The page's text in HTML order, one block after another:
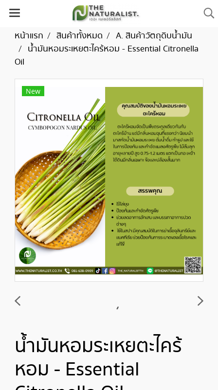
หน้าแรก สินค้าทั้งหมด
A. สินค้าวัตถุดิบน้ำมัน
น้ำมันหอมระเหยตะไคร้หอม - Essential Citronella
Oil
New
น้ำมันหอมระเหยตะไคร้
หอม - Essential